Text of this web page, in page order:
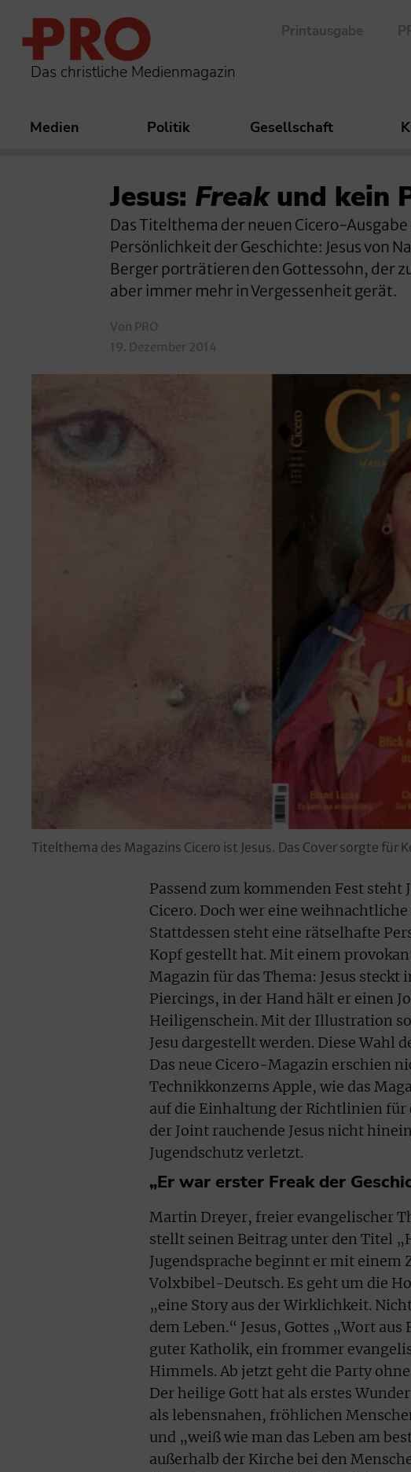
Das christliche Medienmagazin
Printausgabe
Medien Politik Gesellschaft
Jesus: Freakund kein
Das Titelthema der neuen Cicero-
Persönlichkeit der Geschichte: Jesus von
Berger porträtieren den Gottessohn, der
aber immer mehr in Vergessenheit gerät.
Von PRO
19. Dezember 2014
Titelthema des Magazins Cicero ist Jesus. Das Cover sorgte
Passend zum kommenden Fest
Cicero. Doch wer eine
Stattdessen steht eine rätselhafte
Kopf gestellt hat. Mit einem
Magazin für das Thema: Jesus
Piercings, in der Hand hält er einen
Heiligenschein. Mit der Illustration
Jesu dargestellt werden. Diese Wahl
Das neue Cicero-Magazin erschien
Technikkonzerns Apple, wie das
auf die Einhaltung der Richtlinien für
der Joint rauchende Jesus nicht
Jugendschutz verletzt.
„Er war erster Freak der
Martin Dreyer, freier evangelischer
stellt seinen Beitrag unter den Titel
Jugendsprache beginnt er mit einem
Volxbibel-Deutsch. Es geht um die
„eine Story aus der Wirklichkeit.
dem Leben.“ Jesus, Gottes „Wort
guter Katholik, ein frommer
Himmels. Ab jetzt geht die Party
Der heilige Gott hat als erstes
als lebensnahen, fröhlichen
und „weiß wie man das Leben am
außerhalb der Kirche bei den